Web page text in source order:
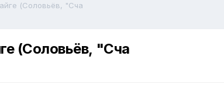
(Соловьёв, "Сча
(Соловьёв, "Сча